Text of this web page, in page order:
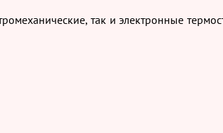
так и электронные